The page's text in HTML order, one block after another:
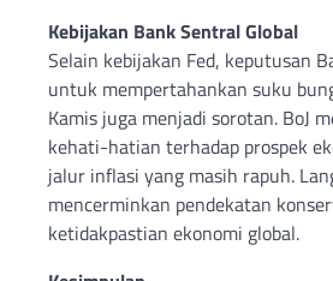
Kebijakan Bank Sentral Global
Selain kebijakan Fed, keputusan
untuk mempertahankan suku
Kamis juga menjadi sorotan. BoJ
kehati-hatian terhadap prospek
jalur inflasi yang masih rapuh.
mencerminkan pendekatan
ketidakpastian ekonomi global.